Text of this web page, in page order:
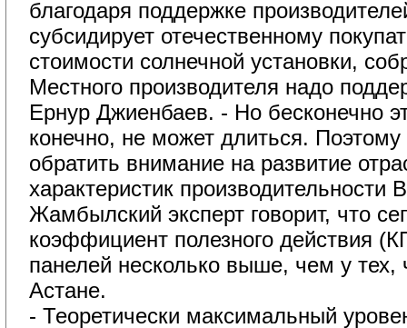
благодаря поддержке
субсидирует отечественному
стоимости солнечной установки,
Местного производителя надо
Ернур Джиенбаев. - Но бесконечно
конечно, не может длиться.
обратить внимание на развитие
характеристик производительности
Жамбылский эксперт говорит, что
коэффициент полезного действия
панелей несколько выше, чем у тех,
Астане.
- Теоретически максимальный